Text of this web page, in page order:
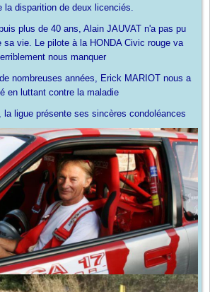
la disparition de deux licenciés.
plus de 40 ans, Alain JAUVAT n'a pas pu
sa vie. Le pilote à la HONDA Civic rouge va
nous manquer
nombreuses années, Erick MARIOT nous a
en luttant contre la maladie
ligue présente ses sincères condoléances